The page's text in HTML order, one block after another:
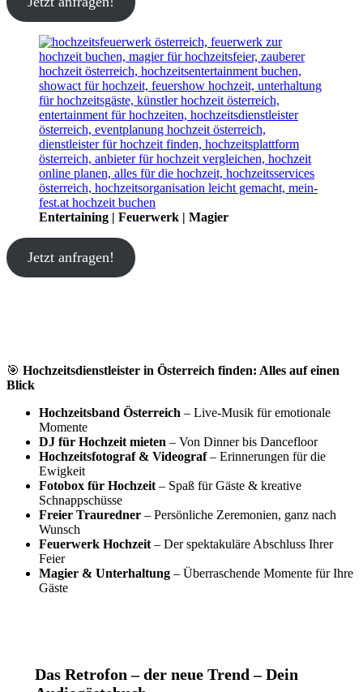
Entertaining | Feuerwerk | Magier
Jetzt anfragen!
🎯 Hochzeitsdienstleister in Österreich finden: Alles auf einen
Blick
Hochzeitsband Österreich – Live-Musik für emotionale
Momente
DJ für Hochzeit mieten – Von Dinner bis Dancefloor
Hochzeitsfotograf & Videograf– Erinnerungen für die
Ewigkeit
Fotobox für Hochzeit – Spaß für Gäste & kreative
Schnappschüsse
Freier Trauredner – Persönliche Zeremonien, ganz nach
Wunsch
Feuerwerk Hochzeit – Der spektakuläre Abschluss Ihrer
Feier
Magier & Unterhaltung – Überraschende Momente für Ihre
Gäste
Das Retrofon – der neue Trend – Dein